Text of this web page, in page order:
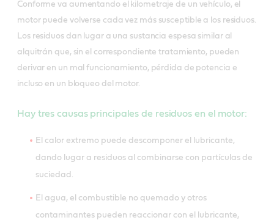
Conforme va aumentando el kilometraje de un vehículo, el
motor puede volverse cada vez más susceptible a los residuos.
Los residuos dan lugar a una sustancia espesa similar al
alquitrán que, sin el correspondiente tratamiento, pueden
derivar en un mal funcionamiento, pérdida de potencia e
incluso en un bloqueo del motor.
Hay tres causas principales de residuos en el motor:
El calor extremo puede descomponer el lubricante,
dando lugar a residuos al combinarse con partículas de
suciedad.
El agua, el combustible no quemado y otros
contaminantes pueden reaccionar con el lubricante,